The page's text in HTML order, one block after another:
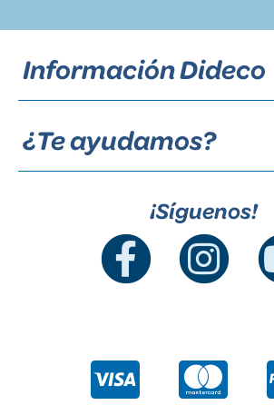
Información Dideco
¿Te ayudamos?
¡Síguenos!